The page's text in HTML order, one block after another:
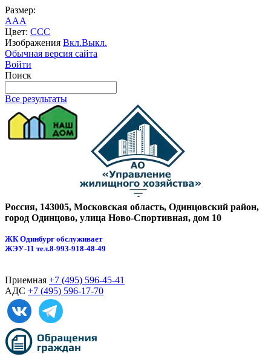
Размер:
AAA
Цвет: CCC
Изображения Вкл.Выкл.
Обычная версия сайта
Войти
Поиск
Все результаты
Россия, 143005, Московская область, Одинцовский район,
город Одинцово, улица Ново-Спортивная, дом 10
ЖК Одинбург обслуживает
ЖЭУ-11 тел.8-993-918-48-49
Приемная +7 (495) 596-45-41
АДС +7 (495) 596-17-70